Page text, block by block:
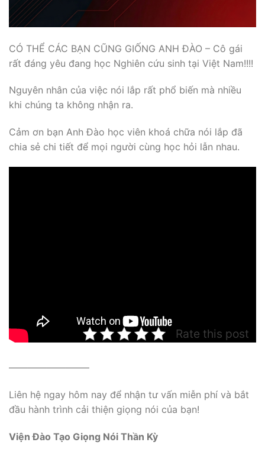
CÓ THỂ CÁC BẠN CŨNG GIỐNG ANH ĐÀO – Cô gái
rất đáng yêu đang học Nghiên cứu sinh tại Việt Nam!!!!
Nguyên nhân của việc nói lắp rất phổ biến mà nhiều
khi chúng ta không nhận ra.
Cảm ơn bạn Anh Đào học viên khoá chữa nói lắp đã
chia sẻ chi tiết để mọi người cùng học hỏi lẫn nhau.
Rate this post
————————–
Liên hệ ngay hôm nay để nhận tư vấn miễn phí và bắt
đầu hành trình cải thiện giọng nói của bạn!
Viện Đào Tạo Giọng Nói Thần Kỳ